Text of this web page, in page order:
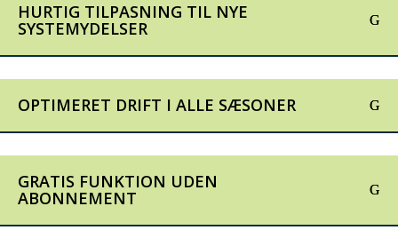
HURTIG TILPASNING TIL NYE
SYSTEMYDELSER
OPTIMERET DRIFT I ALLE SÆSONER
GRATIS FUNKTION UDEN
ABONNEMENT